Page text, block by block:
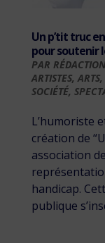
Un p’tit truc
pour soutenir
PAR
ARTISTES,ARTS,
SOCIÉTÉ,
L’humoriste
création de
association
handicap.
publique